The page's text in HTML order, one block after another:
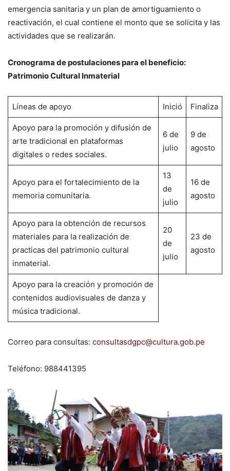
emergencia sanitaria y un plan de amortiguamiento o
reactivación, el cual contiene el monto que se solicita y las
actividades que se realizarán.
Cronograma de postulaciones para el beneficio:
Patrimonio Cultural Inmaterial
Líneas de apoyo Inició Finaliza
Apoyo para la promoción y difusión de
arte tradicional en plataformas
digitales o redes sociales.
6 de
julio
9 de
agosto
Apoyo para el fortalecimiento de la
memoria comunitaria.
13
de
julio
16 de
agosto
Apoyo para la obtención de recursos
materiales para la realización de
practicas del patrimonio cultural
inmaterial.
20
de
julio
23 de
agosto
Apoyo para la creación y promoción de
contenidos audiovisuales de danza y
música tradicional.
Correo para consultas: consultasdgpc@cultura.gob.pe
Teléfono: 988441395